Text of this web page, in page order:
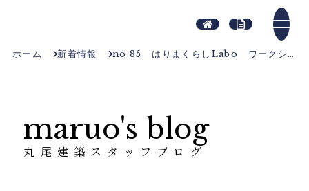
ホーム 新着情報 no.85 はりまくらしLabo ワークショップ
maruo's blog
丸尾建築スタッフブログ